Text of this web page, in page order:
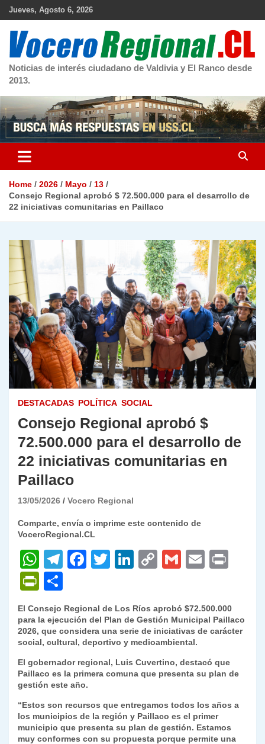
Skip
Jueves, Agosto 6, 2026
Noticias de interés ciudadano de Valdivia y El Ranco desde
2013.
Home 2026 Mayo
13
Consejo Regional aprobó $ 72.500.000 para el desarrollo de
22 iniciativas comunitarias en Paillaco
DESTACADAS POLÍTICA SOCIAL
Consejo Regional aprobó $
72.500.000 para el desarrollo de
22 iniciativas comunitarias en
Paillaco
13/05/2026 Vocero Regional
Comparte, envía o imprime este contenido de
VoceroRegional.CL
W
h
at
s
A
p
p
T
gr
a
m
F
e
b
o
o
k
T
er
Li
e
dI
n
C
y
Li
n
k
G
l
E
l
P
nt
Fr
ie
n
dl
y
o
m
p
ar
tir
El Consejo Regional de Los Ríos aprobó $72.500.000
para la ejecución del Plan de Gestión Municipal Paillaco
2026, que considera una serie de iniciativas de carácter
social, cultural, deportivo y medioambiental.
El gobernador regional, Luis Cuvertino, destacó que
Paillaco es la primera comuna que presenta su plan de
gestión este año.
“Estos son recursos que entregamos todos los años a
los municipios de la región y Paillaco es el primer
municipio que presenta su plan de gestión. Estamos
muy conformes con su propuesta porque permite una